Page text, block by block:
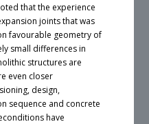
that the experience
joints that was
favourable geometry of
small differences in
structures are
even closer
design,
sequence and concrete
have